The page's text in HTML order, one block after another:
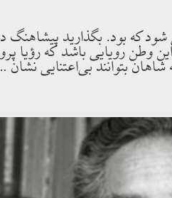
شود كه بود. بگذاريد
وطن رويايى باشد كه رؤيا
بتوانند بى‌اعتنايى نشان